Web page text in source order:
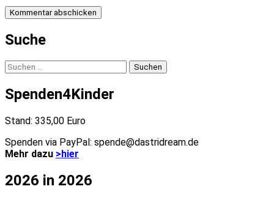
Suche
Suchen
nach:
Spenden4Kinder
Stand: 335,00 Euro
Spenden via PayPal: spende@dastridream.de
Mehr dazu >hier
2026 in 2026